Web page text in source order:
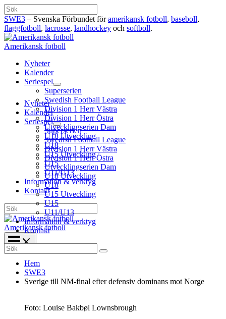
Hoppa
till
innehåll
Sök
SWE3 – Svenska Förbundet föramerikansk fotboll, baseboll,
flaggfotboll, lacrosse, landhockey och softboll.
Amerikansk fotboll
Nyheter
Kalender
Seriespel
Superserien
Swedish Football League
Division 1 Herr Västra
Division 1 Herr Östra
Utvecklingserien Dam
U18 Utveckling
U18
U15 Utveckling
U15
U11/U13
Information & verktyg
Kontakt
Sök
Amerikansk fotboll
Nyheter
Kalender
Seriespel
Superserien
Swedish Football League
Division 1 Herr Västra
Division 1 Herr Östra
Utvecklingserien Dam
U18 Utveckling
U18
U15 Utveckling
U15
U11/U13
Information & verktyg
Kontakt
Search
for:
Hem
SWE3
Sverige till NM-final efter defensiv dominans mot Norge
Foto: Louise Bakbøl Lownsbrough